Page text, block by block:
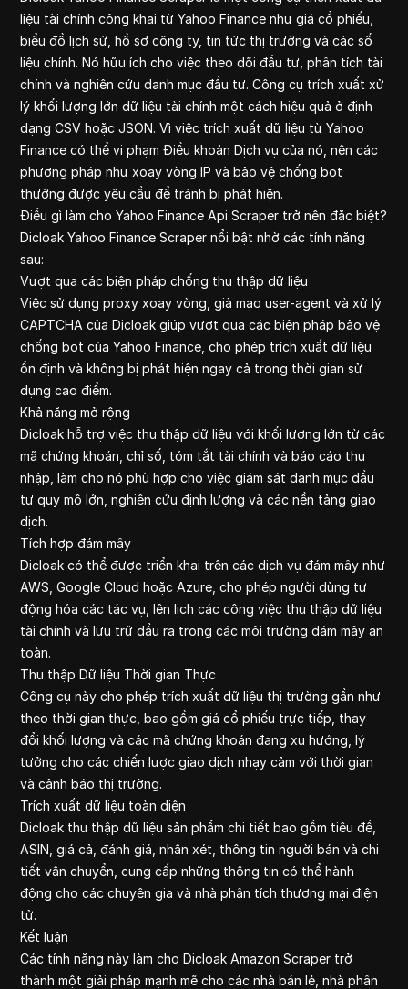
Pinterest
Yelp
Reddit
Yelp reviews
Quora
Tiktok
Ebay Scrap
Amazon
Youtube
liệu tài chính công khai từ Yahoo Finance như giá cổ phiếu,
biểu đồ lịch sử, hồ sơ công ty, tin tức thị trường và các số
liệu chính. Nó hữu ích cho việc theo dõi đầu tư, phân tích tài
chính và nghiên cứu danh mục đầu tư. Công cụ trích xuất xử
lý khối lượng lớn dữ liệu tài chính một cách hiệu quả ở định
dạng CSV hoặc JSON. Vì việc trích xuất dữ liệu từ Yahoo
Finance có thể vi phạm Điều khoản Dịch vụ của nó, nên các
phương pháp như xoay vòng IP và bảo vệ chống bot
thường được yêu cầu để tránh bị phát hiện.
Điều gì làm cho Yahoo Finance Api Scraper trở nên đặc biệt?
Dicloak Yahoo Finance Scraper nổi bật nhờ các tính năng
sau:
Vượt qua các biện pháp chống thu thập dữ liệu
Việc sử dụng proxy xoay vòng, giả mạo user-agent và xử lý
CAPTCHA của Dicloak giúp vượt qua các biện pháp bảo vệ
chống bot của Yahoo Finance, cho phép trích xuất dữ liệu
ổn định và không bị phát hiện ngay cả trong thời gian sử
dụng cao điểm.
Khả năng mở rộng
Dicloak hỗ trợ việc thu thập dữ liệu với khối lượng lớn từ các
mã chứng khoán, chỉ số, tóm tắt tài chính và báo cáo thu
nhập, làm cho nó phù hợp cho việc giám sát danh mục đầu
tư quy mô lớn, nghiên cứu định lượng và các nền tảng giao
dịch.
Tích hợp đám mây
Dicloak có thể được triển khai trên các dịch vụ đám mây như
AWS, Google Cloud hoặc Azure, cho phép người dùng tự
động hóa các tác vụ, lên lịch các công việc thu thập dữ liệu
tài chính và lưu trữ đầu ra trong các môi trường đám mây an
toàn.
Thu thập Dữ liệu Thời gian Thực
Công cụ này cho phép trích xuất dữ liệu thị trường gần như
theo thời gian thực, bao gồm giá cổ phiếu trực tiếp, thay
đổi khối lượng và các mã chứng khoán đang xu hướng, lý
tưởng cho các chiến lược giao dịch nhạy cảm với thời gian
và cảnh báo thị trường.
Trích xuất dữ liệu toàn diện
Dicloak thu thập dữ liệu sản phẩm chi tiết bao gồm tiêu đề,
ASIN, giá cả, đánh giá, nhận xét, thông tin người bán và chi
tiết vận chuyển, cung cấp những thông tin có thể hành
động cho các chuyên gia và nhà phân tích thương mại điện
tử.
Kết luận
Các tính năng này làm cho Dicloak Amazon Scraper trở
thành một giải pháp mạnh mẽ cho các nhà bán lẻ, nhà phân